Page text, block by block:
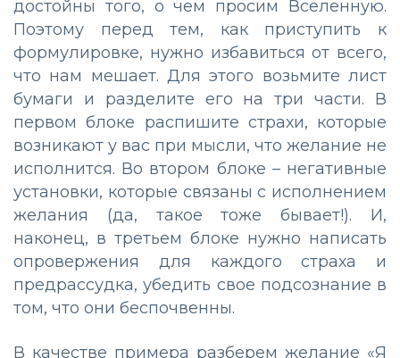
достойны того, о чем просим Вселенную.
Поэтому перед тем, как приступить к
формулировке, нужно избавиться от всего,
что нам мешает. Для этого возьмите лист
бумаги и разделите его на три части. В
первом блоке распишите страхи, которые
возникают у вас при мысли, что желание не
исполнится. Во втором блоке – негативные
установки, которые связаны с исполнением
желания (да, такое тоже бывает!). И,
наконец, в третьем блоке нужно написать
опровержения для каждого страха и
предрассудка, убедить свое подсознание в
том, что они беспочвенны.
В качестве примера разберем желание «Я